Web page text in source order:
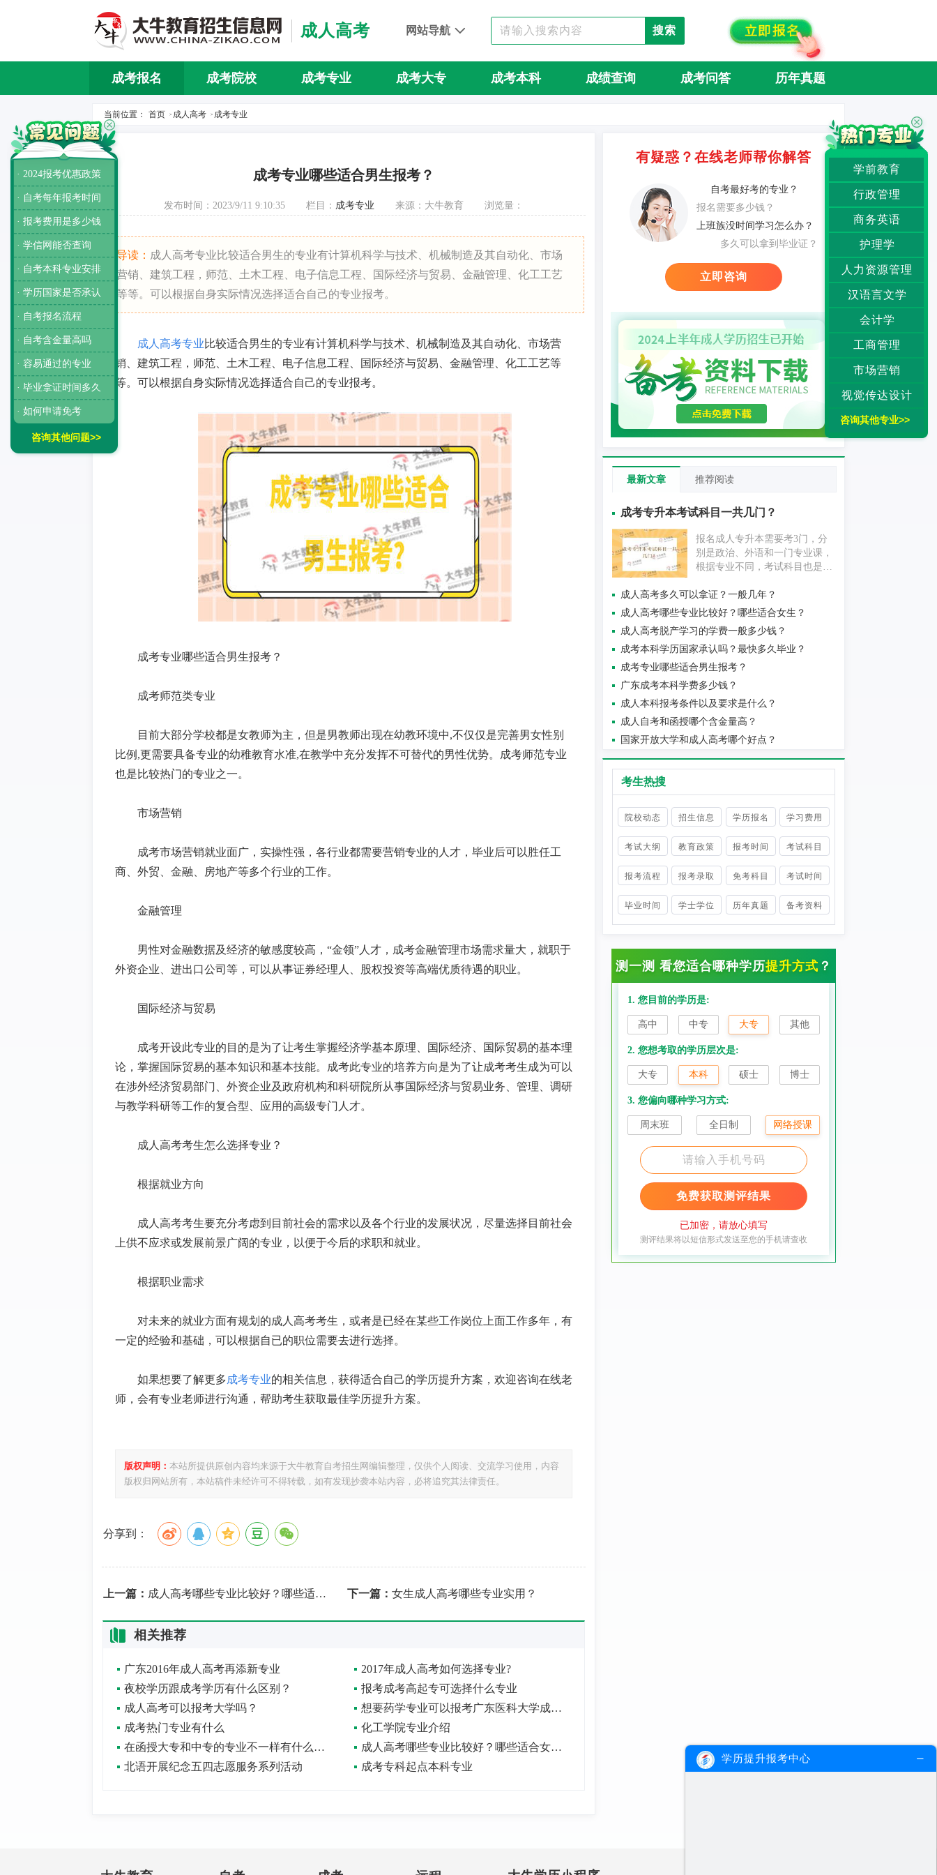
成人高考 网站导航 搜索
成考报名 成考院校 成考专业 成考大专 成考本科 成绩查询 成考问答 历年真题
当前位置： 首页 > 成人高考 > 成考专业
成考专业哪些适合男生报考？
发布时间：2023/9/11 9:10:35 栏目： 成考专业 来源：大牛教育 浏览量：
导读： 成人高考专业比较适合男生的专业有计算机科学与技术、机械制造及其自动化、市场
营销、建筑工程，师范、土木工程、电子信息工程、国际经济与贸易、金融管理、化工工艺
等等。可以根据自身实际情况选择适合自己的专业报考。
成人高考专业比较适合男生的专业有计算机科学与技术、机械制造及其自动化、市场营
销、建筑工程，师范、土木工程、电子信息工程、国际经济与贸易、金融管理、化工工艺等
等。可以根据自身实际情况选择适合自己的专业报考。
成考专业哪些适合男生报考？
成考师范类专业
目前大部分学校都是女教师为主，但是男教师出现在幼教环境中,不仅仅是完善男女性别
比例,更需要具备专业的幼稚教育水准,在教学中充分发挥不可替代的男性优势。成考师范专业
也是比较热门的专业之一。
市场营销
成考市场营销就业面广，实操性强，各行业都需要营销专业的人才，毕业后可以胜任工
商、外贸、金融、房地产等多个行业的工作。
金融管理
男性对金融数据及经济的敏感度较高， “金领”人才，成考金融管理市场需求量大，就职于
外资企业、进出口公司等，可以从事证券经理人、股权投资等高端优质待遇的职业。
国际经济与贸易
成考开设此专业的目的是为了让考生掌握经济学基本原理、国际经济、国际贸易的基本理
论，掌握国际贸易的基本知识和基本技能。成考此专业的培养方向是为了让成考考生成为可以
在涉外经济贸易部门、外资企业及政府机构和科研院所从事国际经济与贸易业务、管理、调研
与教学科研等工作的复合型、应用的高级专门人才。
成人高考考生怎么选择专业？
根据就业方向
成人高考考生要充分考虑到目前社会的需求以及各个行业的发展状况，尽量选择目前社会
上供不应求或发展前景广阔的专业，以便于今后的求职和就业。
根据职业需求
对未来的就业方面有规划的成人高考考生，或者是已经在某些工作岗位上面工作多年，有
一定的经验和基础，可以根据自已的职位需要去进行选择。
如果想要了解更多成考专业的相关信息，获得适合自己的学历提升方案，欢迎咨询在线老
师，会有专业老师进行沟通，帮助考生获取最佳学历提升方案。
版权声明： 本站所提供原创内容均来源于大牛教育自考招生网编辑整理，仅供个人阅读、交流学习使用，内容
版权归网站所有，本站稿件未经许可不得转载，如有发现抄袭本站内容，必将追究其法律责任。
分享到：
上一篇： 成人高考哪些专业比较好？哪些适合女生？ 下一篇： 女生成人高考哪些专业实用？
相关推荐
广东2016年成人高考再添新专业
2017年成人高考如何选择专业?
夜校学历跟成考学历有什么区别？
报考成考高起专可选择什么专业
成人高考可以报考大学吗？
想要药学专业可以报考广东医科大学成人高考吗？
成考热门专业有什么
化工学院专业介绍
在函授大专和中专的专业不一样有什么不便吗？
成人高考哪些专业比较好？哪些适合女生？
北语开展纪念五四志愿服务系列活动
成考专科起点本科专业
有疑惑？在线老师帮你解答
自考最好考的专业？
报名需要多少钱？
上班族没时间学习怎么办？
多久可以拿到毕业证？
立即咨询
最新文章 推荐阅读
成考专升本考试科目一共几门？
报名成人专升本需要考3门，分
别是政治、外语和一门专业课，
根据专业不同，考试科目也是不
过成人专升本的考试有一些难
度，但是考生不用担心，根据考
成人高考多久可以拿证？一般几年？
成人高考哪些专业比较好？哪些适合女生？
成人高考脱产学习的学费一般多少钱？
成考本科学历国家承认吗？最快多久毕业？
成考专业哪些适合男生报考？
广东成考本科学费多少钱？
成人本科报考条件以及要求是什么？
成人自考和函授哪个含金量高？
国家开放大学和成人高考哪个好点？
考生热搜
院校动态 招生信息 学历报名 学习费用
考试大纲 教育政策 报考时间 考试科目
报考流程 报考录取 免考科目 考试时间
毕业时间 学士学位 历年真题 备考资料
测一测 看您适合哪种学历提升方式 ？
1. 您目前的学历是:
高中 中专 大专 其他
2. 您想考取的学历层次是:
大专 本科 硕士 博士
3. 您偏向哪种学习方式:
周末班 全日制 网络授课
免费获取测评结果
已加密，请放心填写
测评结果将以短信形式发送至您的手机请查收
· 2024报考优惠政策
· 自考每年报考时间
· 报考费用是多少钱
· 学信网能否查询
· 自考本科专业安排
· 学历国家是否承认
· 自考报名流程
· 自考含金量高吗
· 容易通过的专业
· 毕业拿证时间多久
· 如何申请免考
咨询其他问题>>
学前教育
行政管理
商务英语
护理学
人力资源管理
汉语言文学
会计学
工商管理
市场营销
视觉传达设计
咨询其他专业>>
学历提升报考中心